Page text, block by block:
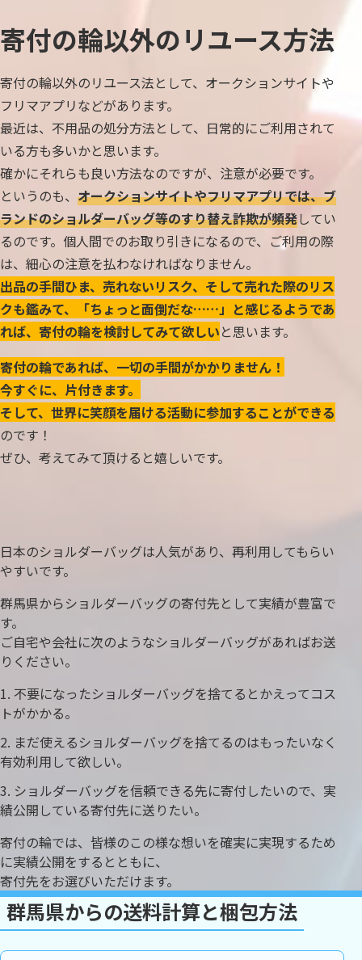
寄付の輪以外のリユース方法
寄付の輪以外のリユース法として、オークションサイトや
フリマアプリなどがあります。
最近は、不用品の処分方法として、日常的にご利用されて
いる方も多いかと思います。
確かにそれらも良い方法なのですが、注意が必要です。
というのも、 オークションサイトやフリマアプリでは、ブ
ランドのショルダーバッグ等のすり替え詐欺が頻発してい
るのです。個人間でのお取り引きになるので、ご利用の際
は、細心の注意を払わなければなりません。
出品の手間ひま、売れないリスク、そして売れた際のリス
クも鑑みて、「ちょっと面倒だな……」と感じるようであ
れば、寄付の輪を検討してみて欲しいと思います。
寄付の輪であれば、一切の手間がかかりません！
今すぐに、片付きます。
そして、世界に笑顔を届ける活動に参加することができる
のです！
ぜひ、考えてみて頂けると嬉しいです。
日本のショルダーバッグは人気があり、再利用してもらい
やすいです。
群馬県からショルダーバッグの寄付先として実績が豊富で
す。
ご自宅や会社に次のようなショルダーバッグがあればお送
りください。
不要になったショルダーバッグを捨てるとかえってコス
トがかかる。
まだ使えるショルダーバッグを捨てるのはもったいなく
有効利用して欲しい。
ショルダーバッグを信頼できる先に寄付したいので、実
績公開している寄付先に送りたい。
寄付の輪では、皆様のこの様な想いを確実に実現するため
に実績公開をするとともに、
寄付先をお選びいただけます。
群馬県からの送料計算と梱包方法